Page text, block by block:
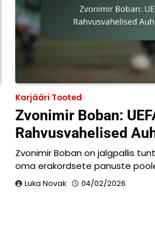
Karjääri Tooted
Zvonimir Boban:
Rahvusvahelised
Zvonimir Boban on jalgpallis
oma erakordsete panuste
Luka Novak 04/02/2026